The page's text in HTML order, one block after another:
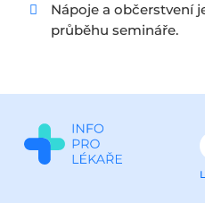
Nápoje a občerstvení
průběhu semináře.